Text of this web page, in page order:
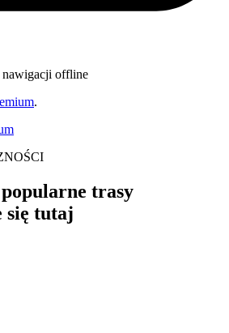
nawigacji offline
.
trasy
się tutaj